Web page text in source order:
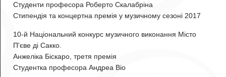
Студенти професора Роберто Скалабріна
Стипендія та концертна премія у музичному сезоні 2017
10-й Національний конкурс музичного виконання Місто
П'єве ді Сакко.
Анжеліка Біскаро , третя премія
Студентка професора Андреа Віо